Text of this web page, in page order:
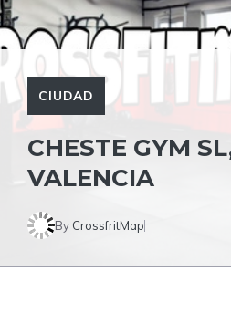
CIUDAD
CHESTE GYM
VALENCIA
By CrossfritMap